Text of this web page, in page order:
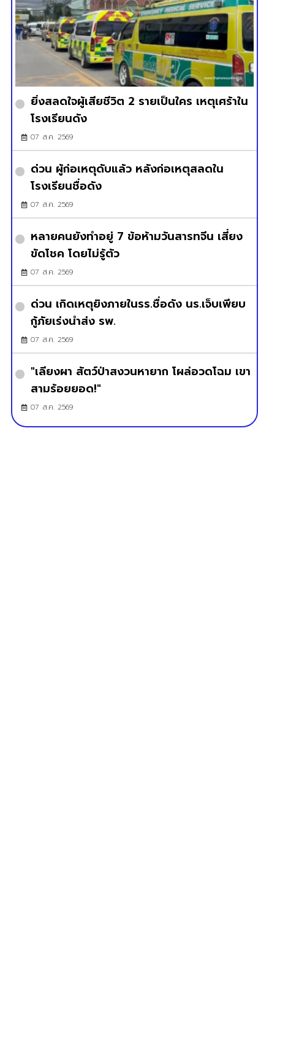
ยิ่งสลดใจผู้เสียชีวิต 2 รายเป็นใคร เหตุเศร้าใน
โรงเรียนดัง
07 ส.ค. 2569
ด่วน ผู้ก่อเหตุดับแล้ว หลังก่อเหตุสลดใน
โรงเรียนชื่อดัง
07 ส.ค. 2569
หลายคนยังทำอยู่ 7 ข้อห้ามวันสารทจีน เสี่ยง
ขัดโชค โดยไม่รู้ตัว
07 ส.ค. 2569
ด่วน เกิดเหตุยิงภายในรร.ชื่อดัง นร.เจ็บเพียบ
กู้ภัยเร่งนำส่ง รพ.
07 ส.ค. 2569
"เลียงผา สัตว์ป่าสงวนหายาก โผล่อวดโฉม เขา
สามร้อยยอด!"
07 ส.ค. 2569